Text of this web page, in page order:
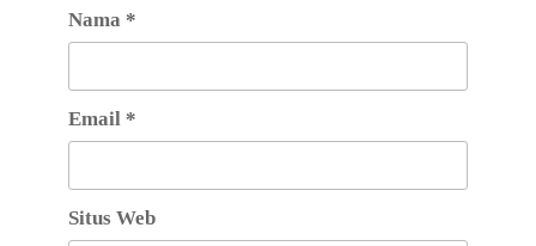
Nama *
Email *
Situs Web